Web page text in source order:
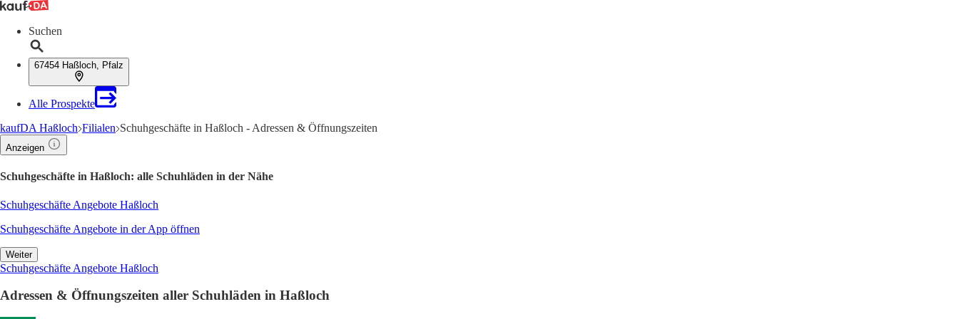
Suchen
67454 Haßloch, Pfalz
Alle Prospekte
kaufDA Haßloch Filialen Schuhgeschäfte in Haßloch - Adressen & Öffnungszeiten
Anzeigen
Schuhgeschäfte in Haßloch: alle Schuhläden in der Nähe
Schuhgeschäfte Angebote Haßloch
Schuhgeschäfte Angebote in der App öffnen
Weiter
Schuhgeschäfte Angebote Haßloch
Adressen & Öffnungszeiten aller Schuhläden in Haßloch